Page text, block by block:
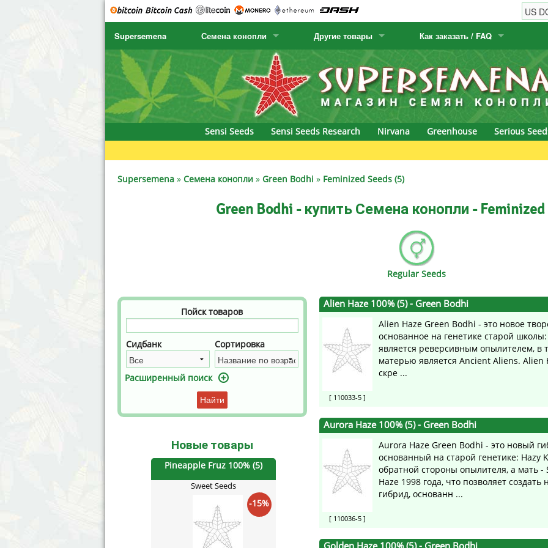
Supersemena Семена конопли
SENSI SEEDS
SENSI SEEDS RESEARCH
NIRVANA
SERIOUS SEEDS
Blimburn Seeds
Bulk Seed Bank
Cannabella Genetics
CBD Crew
Chronic & Caviar
Delicious Seeds
Dr. Underground Seeds
Dutch Passion
Female Seeds
Genehtik Seeds
House of the Great Gardener
Humboldt Seed Company
Humboldt Seeds
Hyp3rids
Kannabia
krauTHCollective
La Semilla Automatica
Mandala
Medical Seeds Co.
Ministry of Cannabis
Paradise Seeds
Philosopher Seeds
Positronics
Prana Medical
Pyramid Seeds
Royal Queen
Seedy Simon
Silent Seeds
Söllner - Vadda's
Sumo Seeds
Другие товары
Семена кактусов
Канарские растения
Как заказать / FAQ
Как заказать
Виды / цены доставки
Sensi Seeds
Sensi Seeds Research Nirvana Greenhouse Serious
Supersemena » Семена конопли » Green Bodhi » Feminized Seeds (5)
Green Bodhi - купить Семена конопли - Feminized
Regular Seeds
Пойск товаров
Сидбанк Сортировка
Расширенный поиск
Найти
Новые товары
Pineapple Fruz 100% (5)
Sweet Seeds
-15%
Alien Haze 100% (5)- Green Bodhi
[ 110033-5 ]
Alien Haze Green Bodhi - это новое
основанное на генетике старой школы:
является реверсивным опылителем, в
матерью является Ancient Aliens. Alien
скре ...
Aurora Haze 100% (5)- Green Bodhi
[ 110036-5 ]
Aurora Haze Green Bodhi - это новый
основанный на старой генетике: Hazy
обратной стороны опылителя, а мать -
Haze 1998 года, что позволяет создать
гибрид, основанн ...